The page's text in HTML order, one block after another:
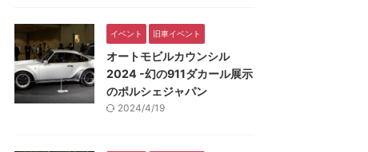
イベント 旧車イベント
オートモビルカウンシル
2024 -幻の911ダカール展示
のポルシェジャパン
2024/4/19